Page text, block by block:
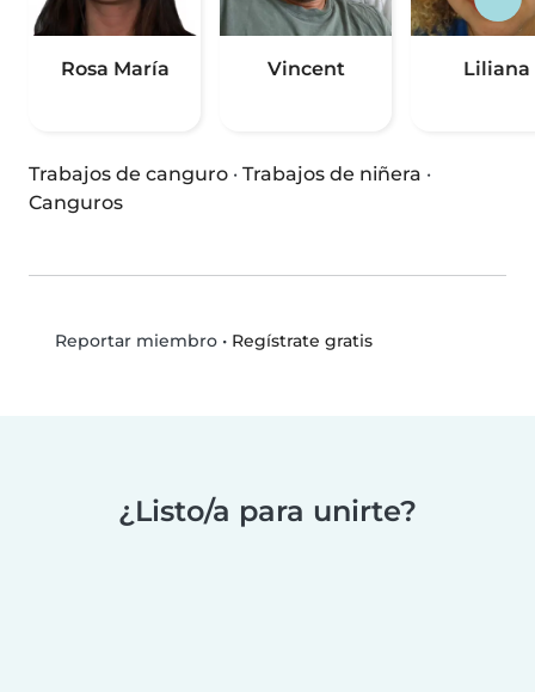
Rosa María Vincent Liliana
Trabajos de canguro · Trabajos de niñera ·
Canguros
Reportar miembro• Regístrate gratis
¿Listo/a para unirte?